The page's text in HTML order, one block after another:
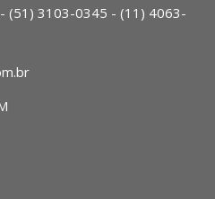
(51) 3103-0345 - (11) 4063-